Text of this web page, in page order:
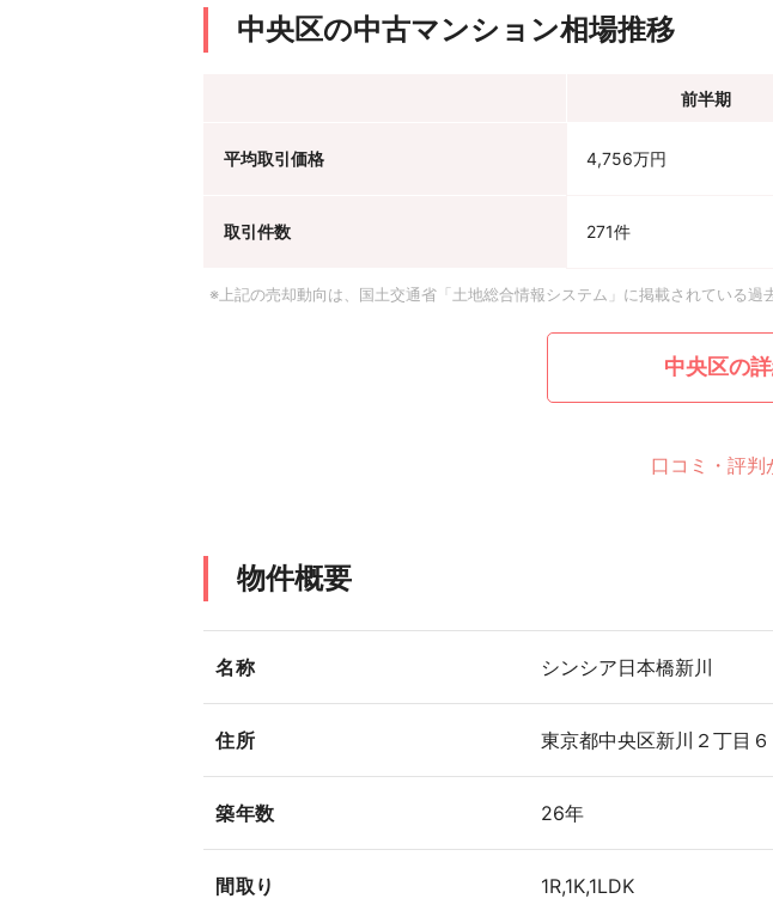
中央区の中古マンション相場推移
前半期
平均取引価格 4,756万円
取引件数 271件
※上記の売却動向は、国土交通省「土地総合情報システム」に掲載されている過
中央区の
口コミ・評判
物件概要
名称 シンシア日本橋新川
住所 東京都中央区新川２丁目６
築年数 26年
間取り 1R,1K,1LDK